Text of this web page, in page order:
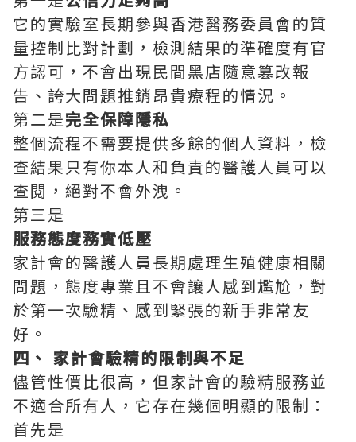
‌它的實驗室長期參與香港醫務委員會的質
量控制比對計劃，檢測結果的準確度有官
方認可，不會出現民間黑店隨意篡改報
告、誇大問題推銷昂貴療程的情況。
第二是‌完全保障隱私
‌整個流程不需要提供多餘的個人資料，檢
查結果只有你本人和負責的醫護人員可以
查閱，絕對不會外洩。
第三是‌
服務態度務實低壓
‌家計會的醫護人員長期處理生殖健康相關
問題，態度專業且不會讓人感到尷尬，對
於第一次驗精、感到緊張的新手非常友
好。
四、 家計會驗精的限制與不足
儘管性價比很高，但家計會的驗精服務並
不適合所有人，它存在幾個明顯的限制：
首先是‌